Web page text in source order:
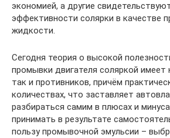
экономией, а другие
эффективности солярки в качестве
жидкости.
Сегодня теория о высокой
промывки двигателя соляркой имеет
так и противников, причём
количествах, что заставляет
разбираться самим в плюсах и
принимать в результате
пользу промывочной эмульсии –